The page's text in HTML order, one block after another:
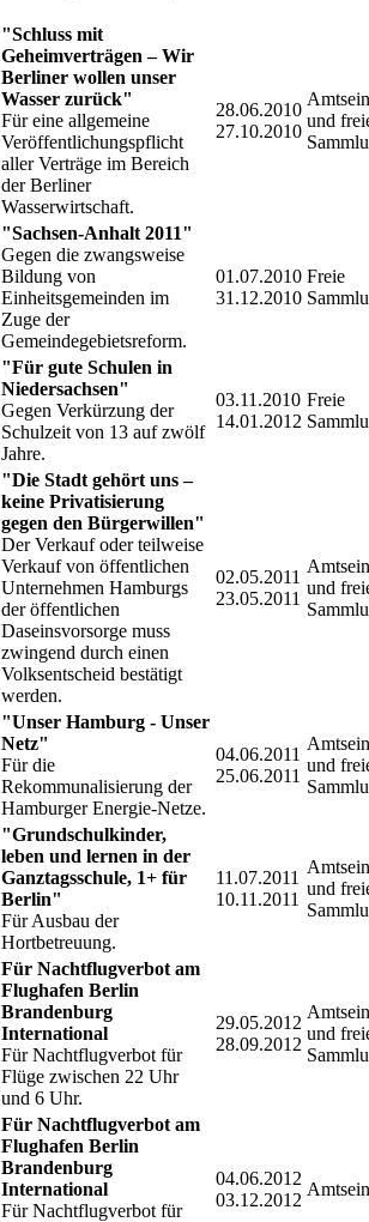
"Schluss mit
Geheimverträgen – Wir
Berliner wollen unser
Wasser zurück"
Für eine allgemeine
Veröffentlichungspflicht
aller Verträge im Bereich
der Berliner
Wasserwirtschaft.
28.06.2010
27.10.2010
und
"Sachsen-Anhalt 2011"
Gegen die zwangsweise
Bildung von
Einheitsgemeinden im
Zuge der
Gemeindegebietsreform.
01.07.2010
31.12.2010
Freie
"Für gute Schulen in
Niedersachsen"
Gegen Verkürzung der
Schulzeit von 13 auf zwölf
Jahre.
03.11.2010
14.01.2012
Freie
"Die Stadt gehört uns –
keine Privatisierung
gegen den Bürgerwillen"
Der Verkauf oder teilweise
Verkauf von öffentlichen
Unternehmen Hamburgs
der öffentlichen
Daseinsvorsorge muss
zwingend durch einen
Volksentscheid bestätigt
werden.
02.05.2011
23.05.2011
und
"Unser Hamburg - Unser
Netz"
Für die
Rekommunalisierung der
Hamburger Energie-Netze.
04.06.2011
25.06.2011
und
"Grundschulkinder,
leben und lernen in der
Ganztagsschule, 1+ für
Berlin"
Für Ausbau der
Hortbetreuung.
11.07.2011
10.11.2011
und
Für Nachtflugverbot am
Flughafen Berlin
Brandenburg
International
Für Nachtflugverbot für
Flüge zwischen 22 Uhr
und 6 Uhr.
29.05.2012
28.09.2012
und
Für Nachtflugverbot am
Flughafen Berlin
Brandenburg
International
Für Nachtflugverbot für
04.06.2012
03.12.2012